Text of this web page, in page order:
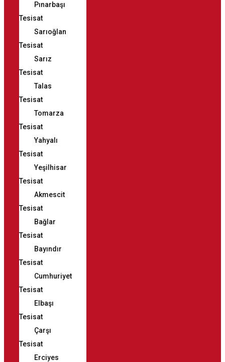
Pınarbaşı
Tesisat
Sarıoğlan
Tesisat
Sarız
Tesisat
Talas
Tesisat
Tomarza
Tesisat
Yahyalı
Tesisat
Yeşilhisar
Tesisat
Akmescit
Tesisat
Bağlar
Tesisat
Bayındır
Tesisat
Cumhuriyet
Tesisat
Elbaşı
Tesisat
Çarşı
Tesisat
Erciyes